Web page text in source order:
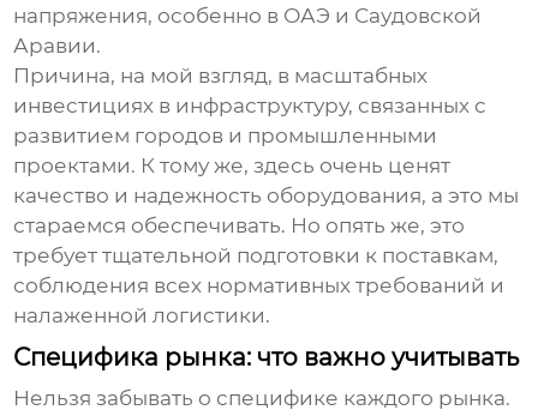
напряжения, особенно в ОАЭ и Саудовской
Аравии.
Причина, на мой взгляд, в масштабных
инвестициях в инфраструктуру, связанных с
развитием городов и промышленными
проектами. К тому же, здесь очень ценят
качество и надежность оборудования, а это мы
стараемся обеспечивать. Но опять же, это
требует тщательной подготовки к поставкам,
соблюдения всех нормативных требований и
налаженной логистики.
Специфика рынка: что важно учитывать
Нельзя забывать о специфике каждого рынка.